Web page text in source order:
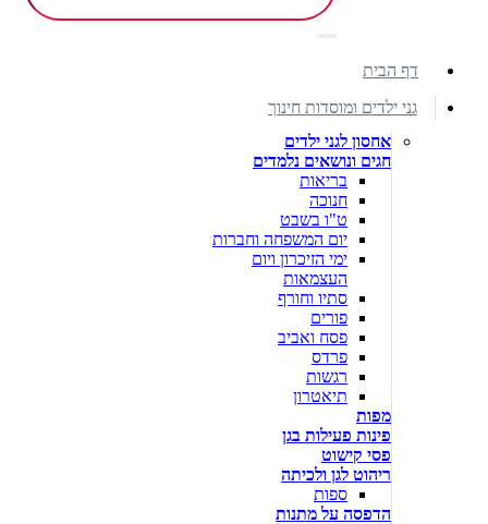
דף הבית
גני ילדים ומוסדות חינוך
אחסון לגני ילדים
חגים ונושאים נלמדים
בריאות
חנוכה
ט"ו בשבט
יום המשפחה וחברות
ימי הזיכרון ויום
העצמאות
סתיו וחורף
פורים
פסח ואביב
פרדס
רגשות
תיאטרון
מפות
פינות פעילות בגן
פסי קישוט
ריהוט לגן ולכיתה
ספות
הדפסה על מתנות